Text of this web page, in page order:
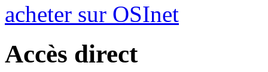
acheter sur OSInet
Accès direct